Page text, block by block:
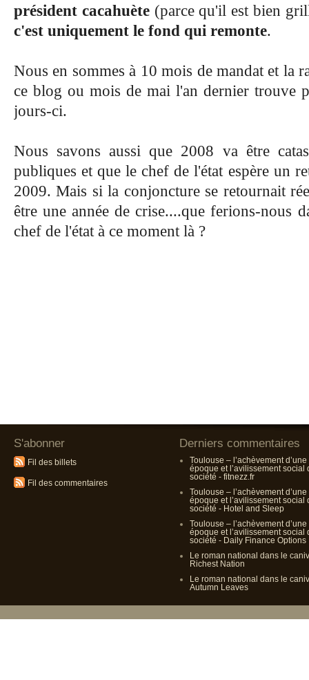
président cacahuète(parce qu'il est bien
c'est uniquement le fond qui remonte.
Nous en sommes à 10 mois de mandat et la
ce blog ou mois de mai l'an dernier trouve
jours-ci.
Nous savons aussi que 2008 va être
publiques et que le chef de l'état espère un
2009. Mais si la conjoncture se retournait
être une année de crise....que ferions-nous
chef de l'état à ce moment là ?
S'abonner
Fil des billets
Fil des commentaires
Derniers commentaires
Toulouse – l’achèvement d’une
époque et l’avilissement social
société - fitnezz.fr
Toulouse – l’achèvement d’une
époque et l’avilissement social
société - Hotel and Sleep
Toulouse – l’achèvement d’une
époque et l’avilissement social
société - Daily Finance Options
Le roman national dans le
Richest Nation
Le roman national dans le
Autumn Leaves